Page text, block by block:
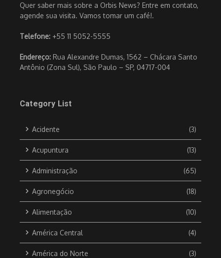
Quer saber mais sobre a Orbis News? Entre em contato,
agende sua visita. Vamos tomar um café!.
Telefone: +55 11 5052-5555
Endereço: Rua Alexandre Dumas, 1562 – Chácara Santo
Antônio (Zona Sul), São Paulo – SP, 04717-004
Category List
Acidente (3)
Acupuntura (13)
Administração (65)
Agronegócio (18)
Alimentação (10)
América Central (4)
América do Norte (3)